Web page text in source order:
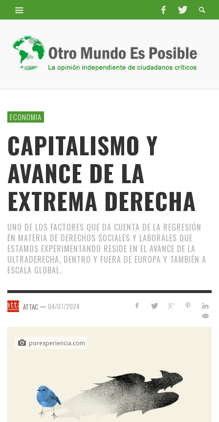
ECONOMIA
CAPITALISMO Y
AVANCE DE LA
EXTREMA DERECHA
UNO DE LOS FACTORES QUE DA CUENTA DE LA REGRESIÓN
EN MATERIA DE DERECHOS SOCIALES Y LABORALES QUE
ESTAMOS EXPERIMENTANDO RESIDE EN EL AVANCE DE LA
ULTRADERECHA, DENTRO Y FUERA DE EUROPA Y TAMBIÉN A
ESCALA GLOBAL.
ATTAC — 04/07/2024
porexperiencia.com